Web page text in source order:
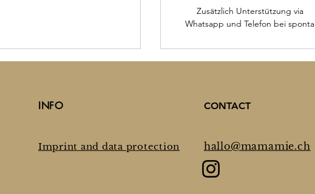
Zusätzlich Unterstützung via
Whatsapp und Telefon bei sponta
INFO
Imprint and data protection
CONTACT
hallo@mamamie.ch